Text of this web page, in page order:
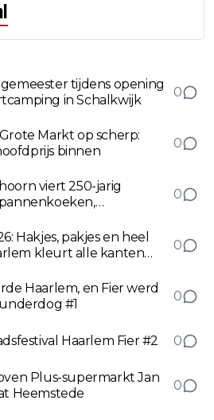
tijdens opening
in Schalkwijk
0
Markt op scherp:
binnen
0
viert 250-jarig
0
Hakjes, pakjes en heel
kleurt alle kanten
0
Haarlem, en Fier werd
#1
0
Haarlem Fier #2 0
Plus-supermarkt Jan
Heemstede
0